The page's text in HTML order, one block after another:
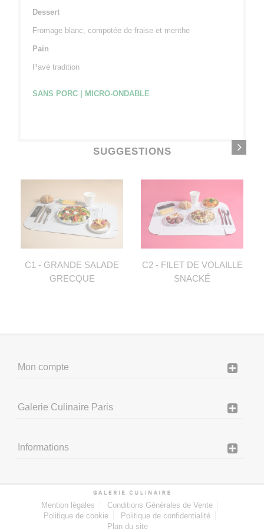
Dessert
Fromage blanc, compotée de fraise et menthe
Pain
Pavé tradition
SANS PORC | MICRO-ONDABLE
SUGGESTIONS
C1 - GRANDE SALADE
GRECQUE
C2 - FILET DE VOLAILLE
SNACKÉ
Mon compte
Galerie Culinaire Paris
Informations
Mention légales
Conditions Générales de Vente
Politique de cookie
Politique de confidentialité
Plan du site